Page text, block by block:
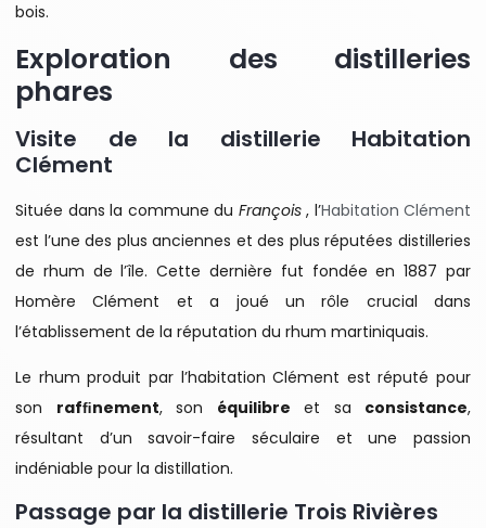
bois.
Exploration des distilleries
phares
Visite de la distillerie Habitation
Clément
Située dans la commune du François , l’Habitation Clément
est l’une des plus anciennes et des plus réputées distilleries
de rhum de l’île. Cette dernière fut fondée en 1887 par
Homère Clément et a joué un rôle crucial dans
l’établissement de la réputation du rhum martiniquais.
Le rhum produit par l’habitation Clément est réputé pour
son rafﬁnement, son équilibre et sa consistance,
résultant d’un savoir-faire séculaire et une passion
indéniable pour la distillation.
Passage par la distillerie Trois Rivières